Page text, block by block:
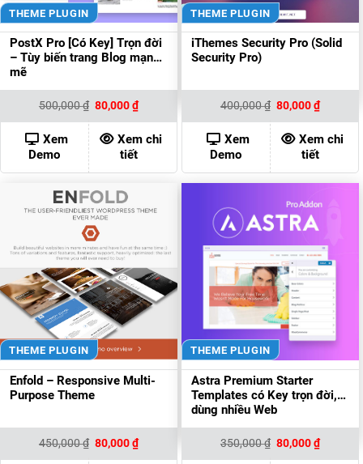
THEME PLUGIN
PostX Pro [Có Key] Trọn đời
– Tùy biến trang Blog mạnh
mẽ
500,000₫ Giá
gốc
là:
500,000 ₫.
80,000₫Giá
hiện
tại
là:
80,000 ₫.
Xem
Demo
Xem chi
tiết
THEME PLUGIN
iThemes Security Pro (Solid
Security Pro)
400,000₫ Giá
gốc
là:
400,000 ₫.
80,000₫Giá
hiện
tại
là:
80,000
Xem
Demo
Xem chi
tiết
THEME PLUGIN
Enfold – Responsive Multi-
Purpose Theme
450,000₫ Giá
gốc
80,000₫Giá
hiện
THEME PLUGIN
Astra Premium Starter
Templates có Key trọn đời,
dùng nhiều Web
350,000₫ Giá
gốc
80,000₫Giá
hiện